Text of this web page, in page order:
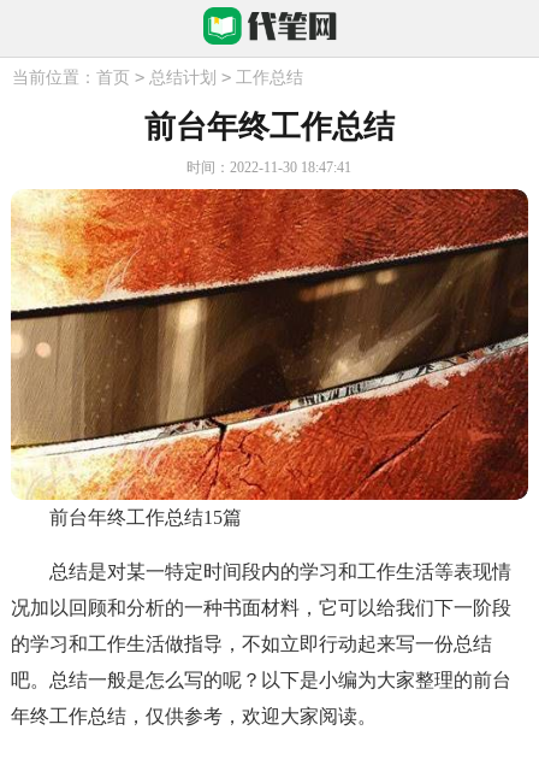
当前位置： 首页 > 总结计划 > 工作总结
前台年终工作总结
时间：2022-11-30 18:47:41
前台年终工作总结15篇
总结是对某一特定时间段内的学习和工作生活等表现情
况加以回顾和分析的一种书面材料，它可以给我们下一阶段
的学习和工作生活做指导，不如立即行动起来写一份总结
吧。总结一般是怎么写的呢？以下是小编为大家整理的前台
年终工作总结，仅供参考，欢迎大家阅读。